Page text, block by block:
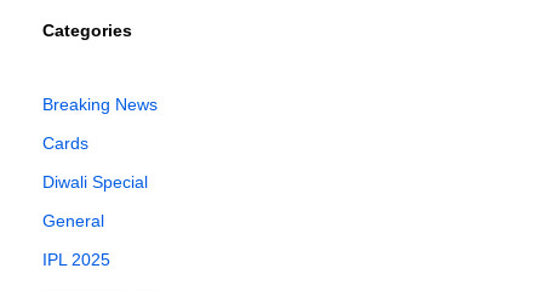
Categories
Breaking News
Cards
Diwali Special
General
IPL 2025